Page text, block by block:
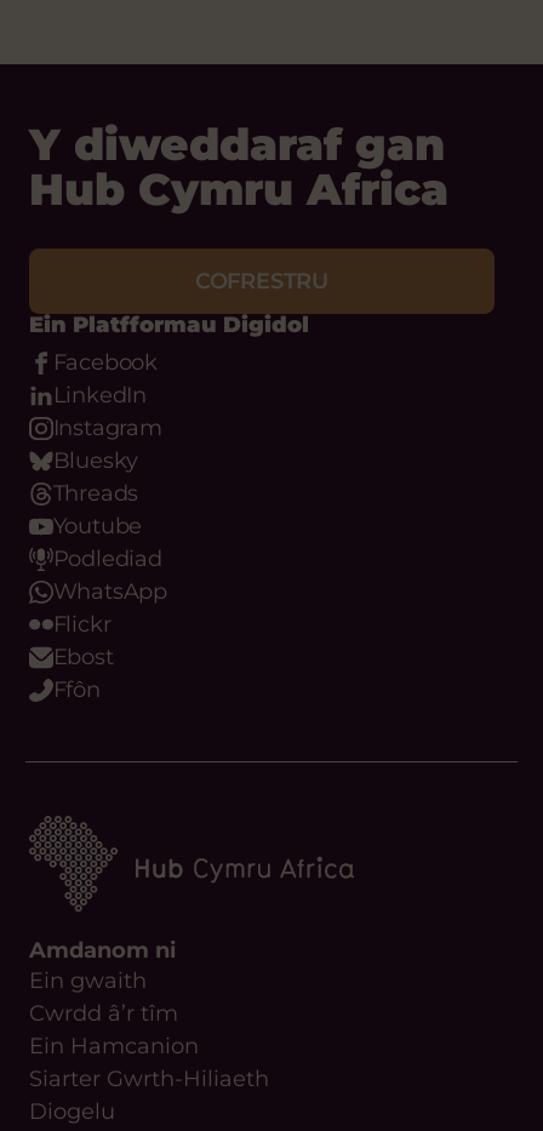
Y diweddaraf gan
Hub Cymru Africa
COFRESTRU
Ein Platfformau Digidol
Facebook
LinkedIn
Instagram
Bluesky
Threads
Youtube
Podlediad
WhatsApp
Flickr
Ebost
Ffôn
Amdanom ni
Ein gwaith
Cwrdd â’r tîm
Ein Hamcanion
Siarter Gwrth-Hiliaeth
Diogelu